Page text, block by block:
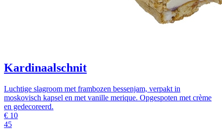
Kardinaalschnit
Luchtige slagroom met frambozen bessenjam, verpakt in
moskovisch kapsel en met vanille merique. Opgespoten met crème
en gedecoreerd.
€ 10
45